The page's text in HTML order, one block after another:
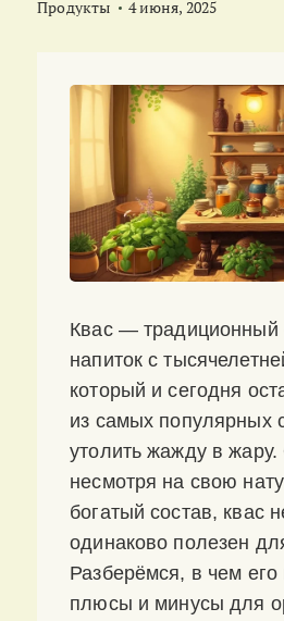
Продукты 4 июня, 2025
Квас — традиционный
напиток с
который и сегодня
из самых популярных
утолить жажду в
несмотря на свою
богатый состав, квас
одинаково полезен
Разберёмся, в чем
плюсы и минусы для